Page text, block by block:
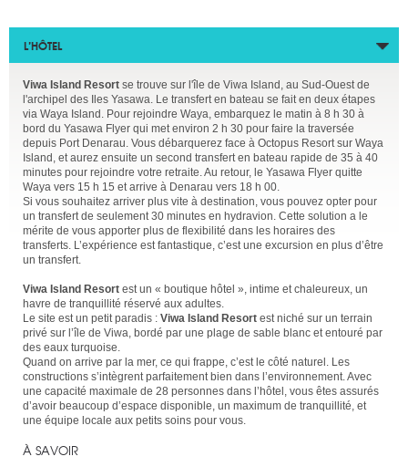
L’HÔTEL
Viwa Island Resort se trouve sur l'île de Viwa Island, au Sud-Ouest de
l'archipel des Iles Yasawa. Le transfert en bateau se fait en deux étapes
via Waya Island. Pour rejoindre Waya, embarquez le matin à 8 h 30 à
bord du Yasawa Flyer qui met environ 2 h 30 pour faire la traversée
depuis Port Denarau. Vous débarquerez face à Octopus Resort sur Waya
Island, et aurez ensuite un second transfert en bateau rapide de 35 à 40
minutes pour rejoindre votre retraite. Au retour, le Yasawa Flyer quitte
Waya vers 15 h 15 et arrive à Denarau vers 18 h 00.
Si vous souhaitez arriver plus vite à destination, vous pouvez opter pour
un transfert de seulement 30 minutes en hydravion. Cette solution a le
mérite de vous apporter plus de flexibilité dans les horaires des
transferts. L’expérience est fantastique, c’est une excursion en plus d’être
un transfert.
Viwa Island Resort est un « boutique hôtel », intime et chaleureux, un
havre de tranquillité réservé aux adultes.
Le site est un petit paradis : Viwa Island Resort est niché sur un terrain
privé sur l’île de Viwa, bordé par une plage de sable blanc et entouré par
des eaux turquoise.
Quand on arrive par la mer, ce qui frappe, c’est le côté naturel. Les
constructions s’intègrent parfaitement bien dans l’environnement. Avec
une capacité maximale de 28 personnes dans l’hôtel, vous êtes assurés
d’avoir beaucoup d’espace disponible, un maximum de tranquillité, et
une équipe locale aux petits soins pour vous.
À SAVOIR